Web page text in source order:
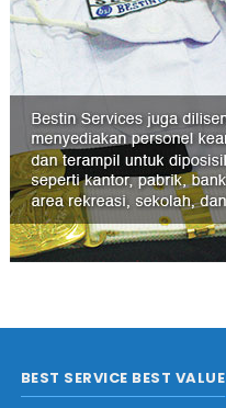
BEST SERVICE BEST VALUE